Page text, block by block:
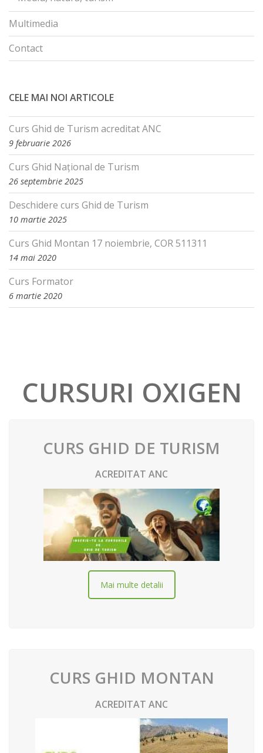
Multimedia
Contact
CELE MAI NOI ARTICOLE
Curs Ghid de Turism acreditat ANC
9 februarie 2026
Curs Ghid Național de Turism
26 septembrie 2025
Deschidere curs Ghid de Turism
10 martie 2025
Curs Ghid Montan 17 noiembrie, COR 511311
14 mai 2020
Curs Formator
6 martie 2020
CURSURI OXIGEN
CURS GHID DE TURISM
ACREDITAT ANC
Mai multe detalii
CURS GHID MONTAN
ACREDITAT ANC